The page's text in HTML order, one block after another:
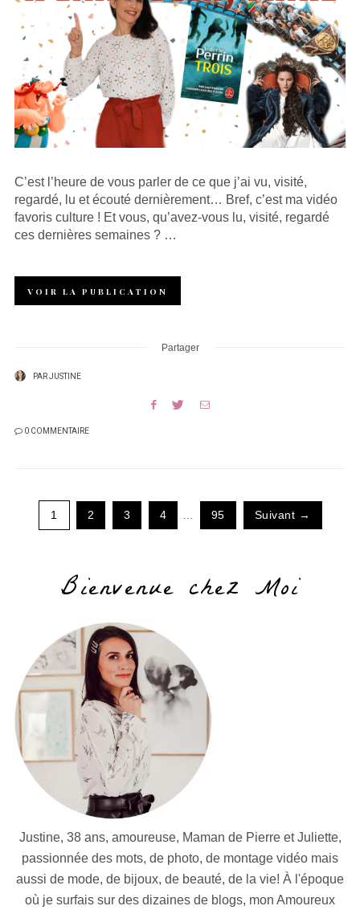
C’est l’heure de vous parler de ce que j’ai vu, visité,
regardé, lu et écouté dernièrement… Bref, c’est ma vidéo
favoris culture ! Et vous, qu’avez-vous lu, visité, regardé
ces dernières semaines ? …
VOIR LA PUBLICATION
Partager
PARJUSTINE
0 COMMENTAIRE
1 2 3 4 … 95 Suivant →
Bienvenue chez Moi
Justine, 38 ans, amoureuse, Maman de Pierre et Juliette,
passionnée des mots, de photo, de montage vidéo mais
aussi de mode, de bijoux, de beauté, de la vie! À l'époque
où je surfais sur des dizaines de blogs, mon Amoureux